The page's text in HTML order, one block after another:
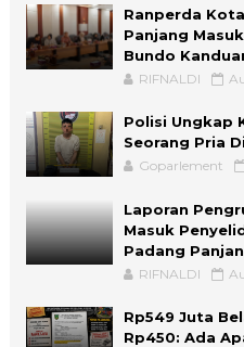
Ranperda
Panjang
Bundo
RIFNALDI
Polisi Ungkap
Seorang Pria
Goparlement
Laporan
Masuk
Padang
RIFNALDI
Rp549 Juta
Rp450: Ada